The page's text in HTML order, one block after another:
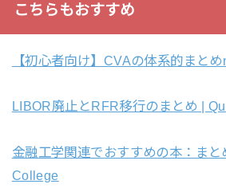
こちらもおすすめ
【初心者向け】CVAの体系的まと
LIBOR廃止とRFR移行のまとめ |
金融工学関連でおすすめの本：ま
College